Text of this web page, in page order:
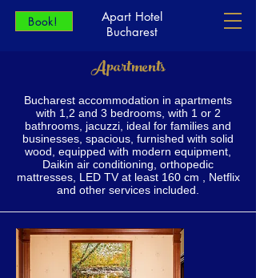
Apart Hotel
Bucharest
Book!
Apartments
Bucharest accommodation in apartments
with 1,2 and 3 bedrooms, with 1 or 2
bathrooms, jacuzzi, ideal for families and
businesses, spacious, furnished with solid
wood, equipped with modern equipment,
Daikin air conditioning, orthopedic
mattresses, LED TV at least 160 cm , Netflix
and other services included.